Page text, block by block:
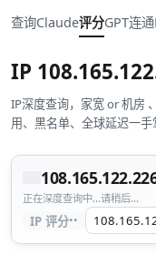
查询Claude评分GPT连通
IP
IP深度查询，家宽 or 机房
用、黑名单、全球延迟一手
正在深度查询中...请稍后...
IP 评分··